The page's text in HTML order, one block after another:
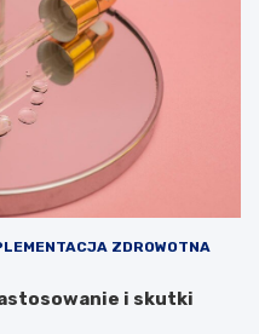
ZDROWOTNA
i skutki